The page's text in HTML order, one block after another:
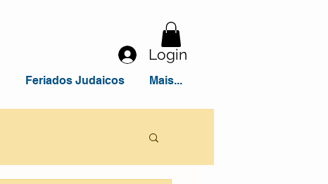
Feriados Judaicos Mais...
Login